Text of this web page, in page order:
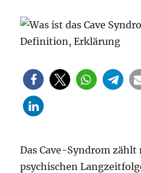
Das Cave-Syndrom zählt
psychischen